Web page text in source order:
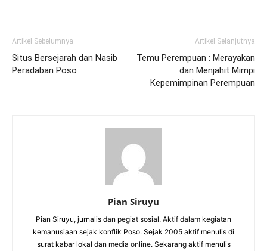
Artikel Sebelumnya
Situs Bersejarah dan Nasib
Peradaban Poso
Artikel Selanjutnya
Temu Perempuan : Merayakan
dan Menjahit Mimpi
Kepemimpinan Perempuan
Pian Siruyu
Pian Siruyu, jurnalis dan pegiat sosial. Aktif dalam kegiatan
kemanusiaan sejak konflik Poso. Sejak 2005 aktif menulis di
surat kabar lokal dan media online. Sekarang aktif menulis